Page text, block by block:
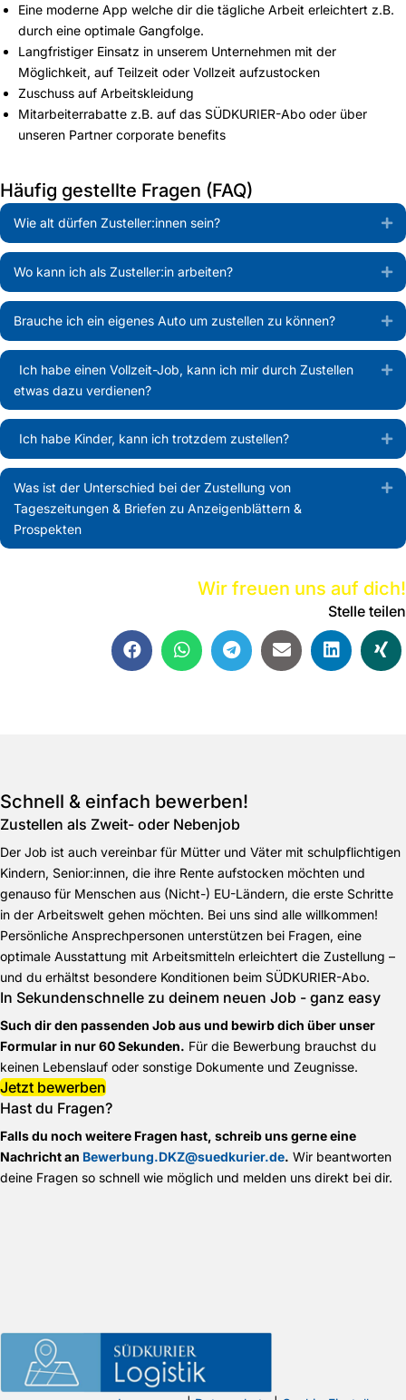
Eine moderne App welche dir die tägliche Arbeit erleichtert z.B.
durch eine optimale Gangfolge.
Langfristiger Einsatz in unserem Unternehmen mit der
Möglichkeit, auf Teilzeit oder Vollzeit aufzustocken
Zuschuss auf Arbeitskleidung
Mitarbeiterrabatte z.B. auf das SÜDKURIER-Abo oder über
unseren Partner corporate benefits
Häufig gestellte Fragen (FAQ)
Wie alt dürfen Zusteller:innen sein?
Wo kann ich als Zusteller:in arbeiten?
Brauche ich ein eigenes Auto um zustellen zu können?
Ich habe einen Vollzeit-Job, kann ich mir durch Zustellen
etwas dazu verdienen?
Ich habe Kinder, kann ich trotzdem zustellen?
Was ist der Unterschied bei der Zustellung von
Tageszeitungen & Briefen zu Anzeigenblättern &
Prospekten
Wir freuen uns auf dich!
Stelle teilen
Schnell & einfach bewerben!
Zustellen als Zweit- oder Nebenjob
Der Job ist auch vereinbar für Mütter und Väter mit schulpflichtigen
Kindern, Senior:innen, die ihre Rente aufstocken möchten und
genauso für Menschen aus (Nicht-) EU-Ländern, die erste Schritte
in der Arbeitswelt gehen möchten. Bei uns sind alle willkommen!
Persönliche Ansprechpersonen unterstützen bei Fragen, eine
optimale Ausstattung mit Arbeitsmitteln erleichtert die Zustellung –
und du erhältst besondere Konditionen beim SÜDKURIER-Abo.
In Sekundenschnelle zu deinem neuen Job - ganz easy
Such dir den passenden Job aus und bewirb dich über unser
Formular in nur 60 Sekunden. Für die Bewerbung brauchst du
keinen Lebenslauf oder sonstige Dokumente und Zeugnisse.
Jetzt bewerben
Hast du Fragen?
Falls du noch weitere Fragen hast, schreib uns gerne eine
Nachricht an Bewerbung.DKZ@suedkurier.de. Wir beantworten
deine Fragen so schnell wie möglich und melden uns direkt bei dir.